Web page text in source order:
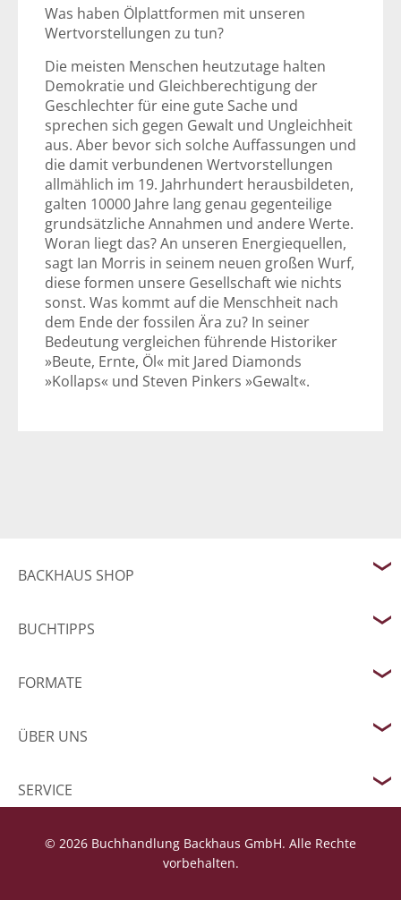
Was haben Ölplattformen mit unseren
Wertvorstellungen zu tun?
Die meisten Menschen heutzutage halten
Demokratie und Gleichberechtigung der
Geschlechter für eine gute Sache und
sprechen sich gegen Gewalt und Ungleichheit
aus. Aber bevor sich solche Auffassungen und
die damit verbundenen Wertvorstellungen
allmählich im 19. Jahrhundert herausbildeten,
galten 10000 Jahre lang genau gegenteilige
grundsätzliche Annahmen und andere Werte.
Woran liegt das? An unseren Energiequellen,
sagt Ian Morris in seinem neuen großen Wurf,
diese formen unsere Gesellschaft wie nichts
sonst. Was kommt auf die Menschheit nach
dem Ende der fossilen Ära zu? In seiner
Bedeutung vergleichen führende Historiker
»Beute, Ernte, Öl« mit Jared Diamonds
»Kollaps« und Steven Pinkers »Gewalt«.
BACKHAUS SHOP
BUCHTIPPS
FORMATE
ÜBER UNS
SERVICE
© 2026 Buchhandlung Backhaus GmbH. Alle Rechte
vorbehalten.